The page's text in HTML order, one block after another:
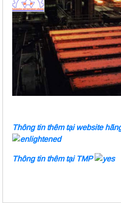
Thông tin thêm tại website
Thông tin thêm tại TMP